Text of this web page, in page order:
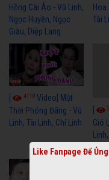
Hồng Cài Áo - Vũ Linh,
Ngọc Huyền, Ngọc
Giàu, Diệp Lang
Hoa
Tài
4110 Video] Một
Thời Phóng Đãng - Vũ
Linh, Tài Linh, Chí Linh
Gió
Tuấn
Like Fanpage Để